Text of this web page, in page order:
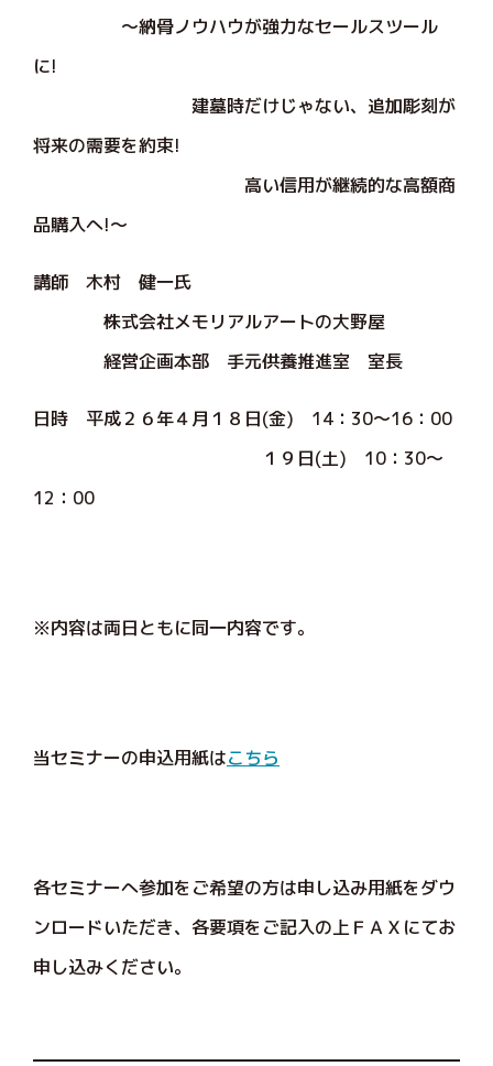
～納骨ノウハウが強力なセールスツール
に!
建墓時だけじゃない、追加彫刻が
将来の需要を約束!
高い信用が継続的な高額商
品購入へ!～
講師 木村 健一氏
株式会社メモリアルアートの大野屋
経営企画本部 手元供養推進室 室長
日時 平成２６年４月１８日(金) 14：30～16：00
１９日(土) 10：30～
12：00
※内容は両日ともに同一内容です。
当セミナーの申込用紙はこちら
各セミナーへ参加をご希望の方は申し込み用紙をダウ
ンロードいただき、各要項をご記入の上ＦＡＸにてお
申し込みください。